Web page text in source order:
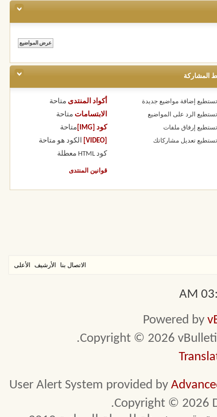
المشاركة
تستطيع إضافة مواضيع جديدة
تستطيع الرد على المواضيع
تستطيع إرفاق ملفات
تستطيع تعديل مشاركاتك
أكواد المنتدى متاحة
الابتسامات متاحة
كود [IMG]
متاحة
الكود هو متاحة
كود HTML
معطلة
قوانين المنتدى
الاتصال بنا الأرشيف الأعلى
Powered by
Copyright © 2026
User Alert System provided by
Copyright © 2026